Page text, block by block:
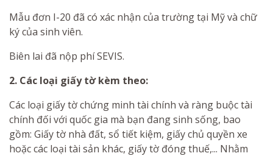
Mẫu đơn I-20 đã có xác nhận của trường tại Mỹ và chữ
ký của sinh viên.
Biên lai đã nộp phí SEVIS.
2. Các loại giấy tờ kèm theo:
Các loại giấy tờ chứng minh tài chính và ràng buộc tài
chính đối với quốc gia mà bạn đang sinh sống, bao
gồm: Giấy tờ nhà đất, sổ tiết kiệm, giấy chủ quyền xe
hoặc các loại tài sản khác, giấy tờ đóng thuế,... Nhằm